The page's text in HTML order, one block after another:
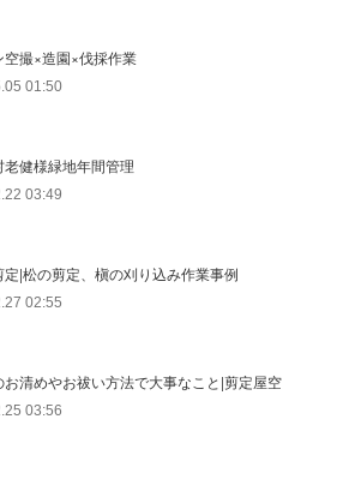
空撮×造園×伐採作業
01:50
老健様緑地年間管理
03:49
定|松の剪定、槇の刈り込み作業事例
02:55
お清めやお祓い方法で大事なこと|剪定屋空
03:56